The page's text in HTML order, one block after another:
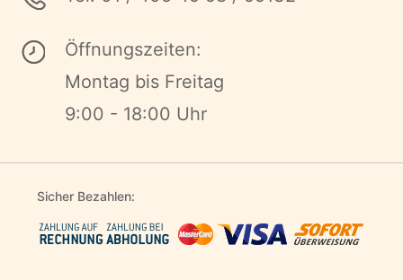
Öffnungszeiten:
Montag bis Freitag
9:00 - 18:00 Uhr
Sicher Bezahlen: